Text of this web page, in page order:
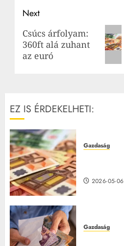
Next
Next
post:
Csúcs árfolyam:
360ft alá zuhant
az euró
EZ IS ÉRDEKELHETI:
Gazdaság
2026-05-06
Gazdaság